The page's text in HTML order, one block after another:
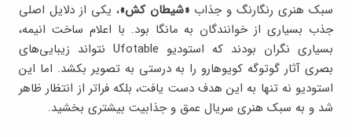
سبک هنری رنگارنگ و جذاب «شیطان‌ کش»، یکی از دلایل اصلی
جذب بسیاری از خوانندگان به مانگا بود. با اعلام ساخت انیمه،
بسیاری نگران بودند که استودیو Ufotable نتواند زیبایی‌های
بصری آثار گوتوگه کویوهارو را به درستی به تصویر بکشد. اما این
استودیو نه تنها به این هدف دست یافت، بلکه فراتر از انتظار ظاهر
شد و به سبک هنری سریال عمق و جذابیت بیشتری بخشید.